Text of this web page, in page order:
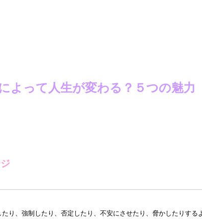
よって人生が変わる？５つの魅力
ジ
り、強制したり、否定したり、不安にさせたり、脅かしたりする